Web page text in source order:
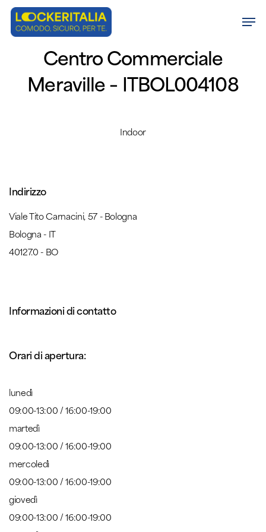
Skip
Centro Commerciale
Meraville – ITBOL004108
Indoor
Indirizzo
Viale Tito Carnacini, 57 - Bologna
Bologna - IT
40127.0 - BO
Informazioni di contatto
Orari di apertura:
lunedì
09:00-13:00 / 16:00-19:00
martedì
09:00-13:00 / 16:00-19:00
mercoledì
09:00-13:00 / 16:00-19:00
giovedì
09:00-13:00 / 16:00-19:00